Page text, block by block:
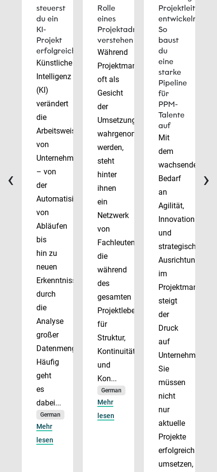
steuerst
du ein
KI-
Projekt
erfolgreich
Künstliche
Intelligenz
(KI)
verändert
die
Arbeitsweise
von
Unternehmen
– von
der
Automatisierung
von
Abläufen
bis
hin zu
neuen
Erkenntnissen
durch
die
Analyse
großer
Datenmengen.
Häufig
geht
es
dabei...
German
Mehr
lesen
Rolle
eines
Projektadministrators
verstehen
Während
Projektmanager
oft als
Gesicht
der
Umsetzung
wahrgenommen
werden,
steht
hinter
ihnen
ein
Netzwerk
von
Fachleuten,
die
während
des
gesamten
Projektlebenszyklus
für
Struktur,
Kontinuität
und
Kon...
German
Mehr
lesen
Projektleiter
entwickeln:
So
baust
du
eine
starke
Pipeline
für
PPM-
Talente
auf
Mit
dem
wachsenden
Bedarf
an
Agilität,
Innovation
und
strategischer
Ausrichtung
im
steigt
der
Druck
auf
Unternehmen.
Sie
müssen
nicht
nur
aktuelle
Projekte
erfolgreich
umsetzen,
‹ ›